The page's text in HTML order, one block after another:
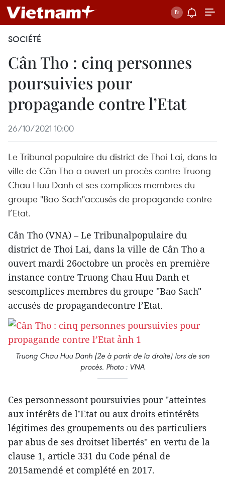
SOCIÉTÉ
Cân Tho : cinq personnes
poursuivies pour
propagande contre l’Etat
26/10/2021 10:00
Le Tribunal populaire du district de Thoi Lai, dans la
ville de Cân Tho a ouvert un procès contre Truong
Chau Huu Danh et ses complices membres du
groupe "Bao Sach"accusés de propagande contre
l’Etat.
Cân Tho (VNA) – Le Tribunalpopulaire du
district de Thoi Lai, dans la ville de Cân Tho a
ouvert mardi 26octobre un procès en première
instance contre Truong Chau Huu Danh et
sescomplices membres du groupe "Bao Sach"
accusés de propagandecontre l’Etat.
Truong Chau Huu Danh (2e à partir de la droite) lors de son
procès. Photo : VNA
Ces personnessont poursuivies pour "atteintes
aux intérêts de l’Etat ou aux droits etintérêts
légitimes des groupements ou des particuliers
par abus de ses droitset libertés" en vertu de la
clause 1, article 331 du Code pénal de
2015amendé et complété en 2017.